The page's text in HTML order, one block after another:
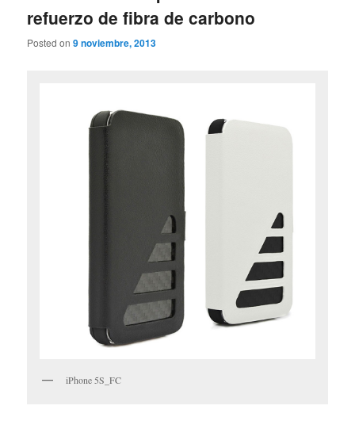
refuerzo de fibra de carbono
Posted on9 noviembre, 2013
iPhone 5S_FC